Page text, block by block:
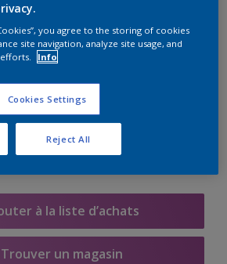
5L 10L
Calculateur de peinture
Calculer
à la liste d’achats
Trouver un magasin
you agree to the storing of cookies
site navigation, analyze site usage, and
Info
Cookies Settings
Reject All